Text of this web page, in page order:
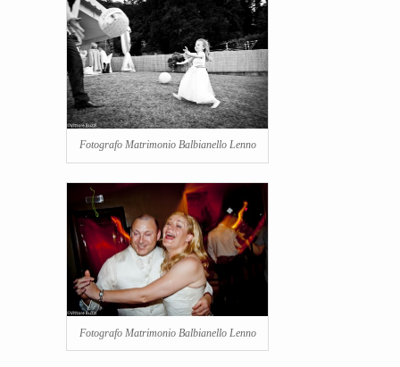
Fotografo Matrimonio Balbianello Lenno
Fotografo Matrimonio Balbianello Lenno